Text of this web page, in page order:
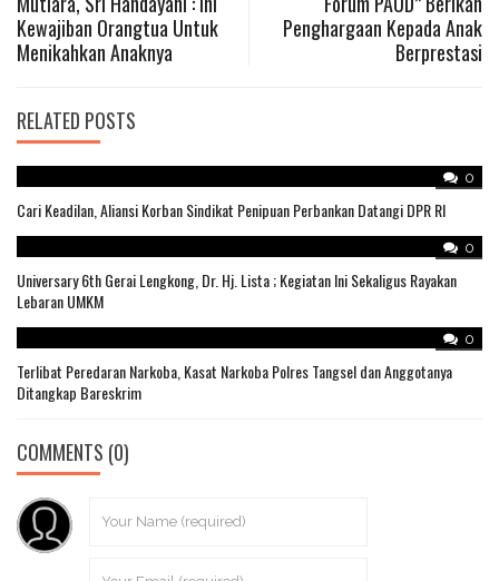
navigation
Kewajiban Orangtua Untuk
Menikahkan Anaknya
Penghargaan Kepada Anak
Berprestasi
RELATED POSTS
0
Cari Keadilan, Aliansi Korban Sindikat Penipuan Perbankan Datangi DPR RI
0
Universary 6th Gerai Lengkong, Dr. Hj. Lista ; Kegiatan Ini Sekaligus Rayakan
Lebaran UMKM
0
Terlibat Peredaran Narkoba, Kasat Narkoba Polres Tangsel dan Anggotanya
Ditangkap Bareskrim
COMMENTS (0)